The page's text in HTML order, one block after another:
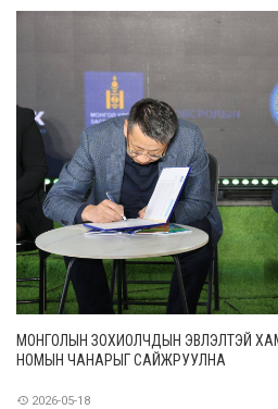
үүсвэрийг шийдвэрлэ
МОНГОЛЫН ЗОХИОЛЧДЫН ЭВЛЭЛТЭЙ
НОМЫН ЧАНАРЫГ САЙЖРУУЛНА
2026-05-18